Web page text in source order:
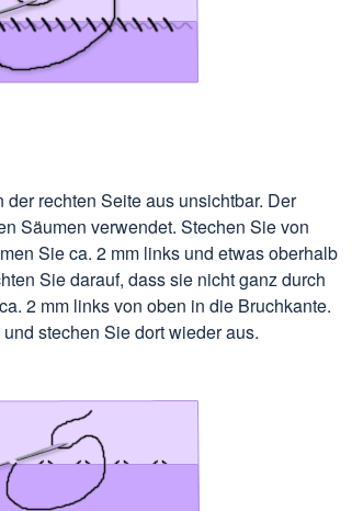
rechten Seite aus unsichtbar. Der
Säumen verwendet. Stechen Sie von
Sie ca. 2 mm links und etwas oberhalb
Sie darauf, dass sie nicht ganz durch
2 mm links von oben in die Bruchkante.
stechen Sie dort wieder aus.